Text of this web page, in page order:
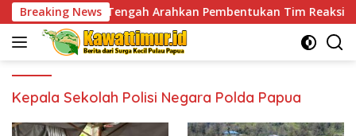
Skip
to
content
Breaking News
Tengah Arahkan Pembentukan Tim Reaksi Cepat Bencana
Kepala Sekolah Polisi Negara Polda Papua